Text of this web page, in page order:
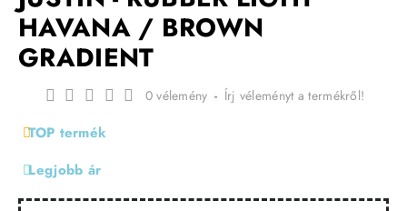
HAVANA / BROWN
GRADIENT
TOP termék
Legjobb ár
0 vélemény - Írj véleményt a termékről!